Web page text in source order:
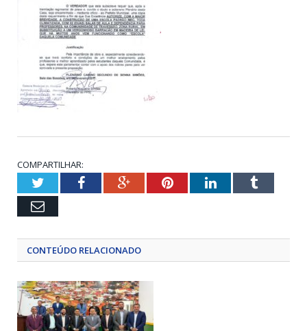
COMPARTILHAR:
TwitterFacebookGoogle+PinterestLinkedInTumblr
Email
CONTEÚDO RELACIONADO